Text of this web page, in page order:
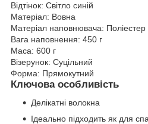
Відтінок: Світло синій
Матеріал: Вовна
Матеріал наповнювача: Поліестер
Вага наповнення: 450 г
Маса: 600 г
Візерунок: Суцільний
Форма: Прямокутний
Ключова особливість
Делікатні волокна
Ідеально підходить як для